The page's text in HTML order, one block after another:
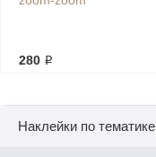
280 ₽
Наклейки по тематике